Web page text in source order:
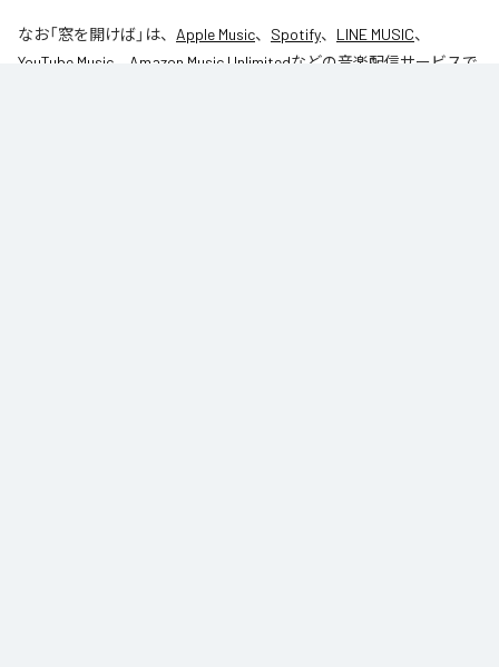
なお「窓を開けば」は、 Apple Music、 Spotify、 LINE MUSIC、
YouTube Music
Amazon Music Unlimitedなどの音楽配信サービスで